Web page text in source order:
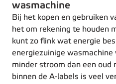
wasmachine
Bij het kopen en gebruiken
het om rekening te houden
kunt zo flink wat energie
energiezuinige
minder stroom dan een oud
binnen de A-labels is veel